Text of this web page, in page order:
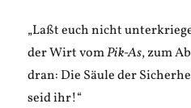
„Laßt euch nicht
der Wirt vomPik-As, zum
dran: Die Säule der
seid ihr!“